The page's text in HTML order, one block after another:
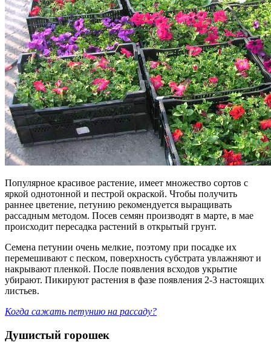
Популярное красивое растение, имеет множество сортов с
яркой однотонной и пестрой окраской. Чтобы получить
раннее цветение, петунию рекомендуется выращивать
рассадным методом. Посев семян производят в марте, в мае
происходит пересадка растений в открытый грунт.
Семена петунии очень мелкие, поэтому при посадке их
перемешивают с песком, поверхность субстрата увлажняют и
накрывают пленкой. После появления всходов укрытие
убирают. Пикируют растения в фазе появления 2-3 настоящих
листьев.
Когда сажать петунию на рассаду?
Душистый горошек